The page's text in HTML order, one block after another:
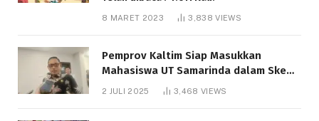
8 MARET 2023 3,838VIEWS
Pemprov Kaltim Siap Masukkan
Mahasiswa UT Samarinda dalam Skema
Bantuan Pendidikan Gratispol
2 JULI 2025 3,468 VIEWS